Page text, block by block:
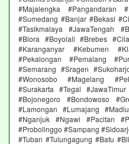
#Majalengka #Pangandaran
#Sumedang #Banjar #Bekasi
#Tasikmalaya #JawaTengah
#Blora #Boyolali #Brebes
#Karanganyar #Kebumen
#Pekalongan #Pemalang
#Semarang #Sragen
#Wonosobo #Magelang
#Surakarta #Tegal
#Bojonegoro #Bondowoso
#Lamongan #Lumajang
#Nganjuk #Ngawi #Pacitan
#Probolinggo #Sampang
#Tuban #Tulungagung #Batu